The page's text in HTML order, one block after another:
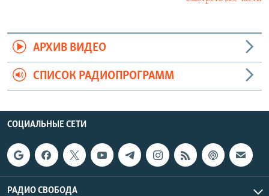
АРХИВ ВИДЕО
СПИСОК РАДИОПРОГРАММ
СОЦИАЛЬНЫЕ СЕТИ
РАДИО СВОБОДА